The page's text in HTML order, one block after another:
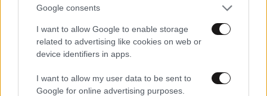
Google consents
I want to allow Google to enable storage
related to advertising like cookies on web or
device identifiers in apps.
I want to allow my user data to be sent to
Google for online advertising purposes.